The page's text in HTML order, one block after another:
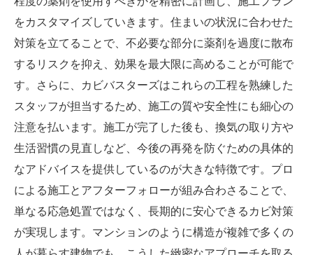
をカスタマイズしていきます。住まいの状況に合わせた
対策を立てることで、不必要な部分に薬剤を過度に散布
するリスクを抑え、効果を最大限に高めることが可能で
す。さらに、カビバスターズはこれらの工程を熟練した
スタッフが担当するため、施工の質や安全性にも細心の
注意を払います。施工が完了した後も、換気の取り方や
生活習慣の見直しなど、今後の再発を防ぐための具体的
なアドバイスを提供しているのが大きな特徴です。プロ
による施工とアフターフォローが組み合わさることで、
単なる応急処置ではなく、長期的に安心できるカビ対策
が実現します。マンションのように構造が複雑で多くの